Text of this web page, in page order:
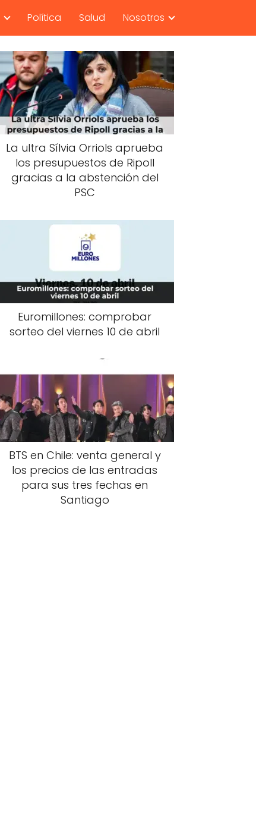
Política Salud Nosotros
La ultra Sílvia Orriols aprueba
los presupuestos de Ripoll
gracias a la abstención del
PSC
Euromillones: comprobar
sorteo del viernes 10 de abril
BTS en Chile: venta general y
los precios de las entradas
para sus tres fechas en
Santiago